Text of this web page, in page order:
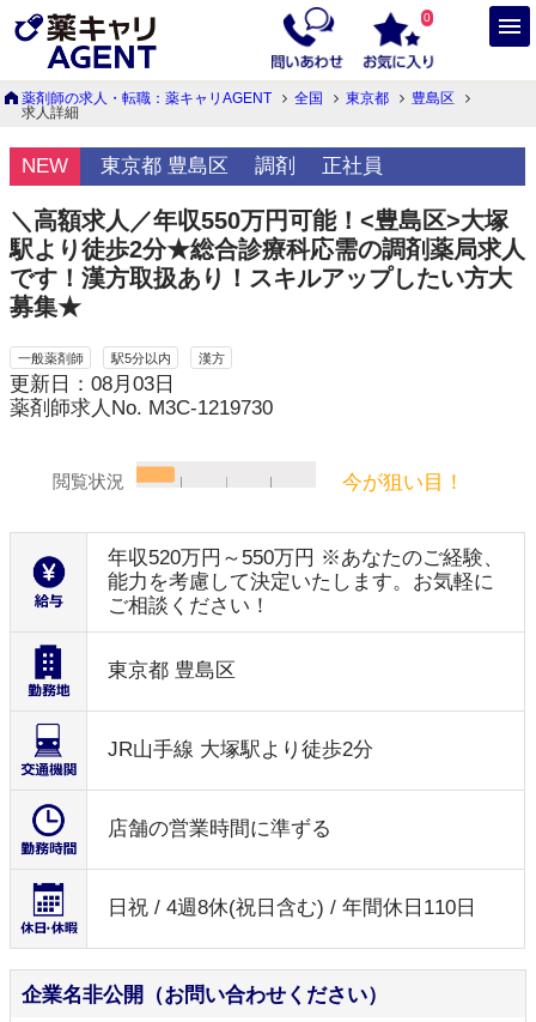
0
薬剤師の求人・転職：薬キャリAGENT 全国 東京都
豊島区
求人詳細
NEW 東京都 豊島区 調剤 正社員
＼高額求人／年収550万円可能！<豊島区>大塚
駅より徒歩2分★総合診療科応需の調剤薬局求人
です！漢方取扱あり！スキルアップしたい方大
募集★
一般薬剤師 駅5分以内 漢方
更新日：08月03日
薬剤師求人No. M3C-1219730
閲覧状況 今が狙い目！
年収520万円～550万円 ※あなたのご経験、
能力を考慮して決定いたします。お気軽に
ご相談ください！
東京都 豊島区
JR山手線 大塚駅より徒歩2分
店舗の営業時間に準ずる
日祝 / 4週8休(祝日含む) / 年間休日110日
企業名非公開（お問い合わせください）